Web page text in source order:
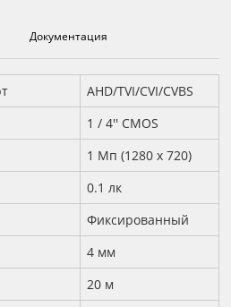
Документация
AHD/TVI/CVI/CVBS
1 / 4'' CMOS
1 Мп (1280 х 720)
0.1 лк
Фиксированный
4 мм
20 м